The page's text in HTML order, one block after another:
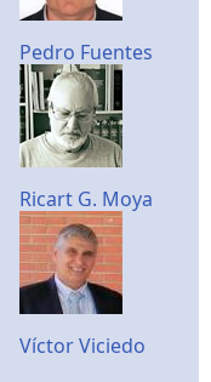
Pedro Fuentes
Ricart G. Moya
Víctor Viciedo